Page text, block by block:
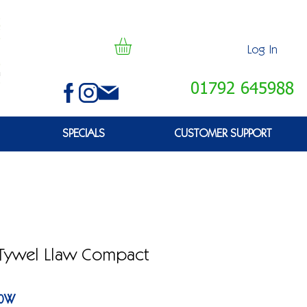
Log In
01792 645988
SPECIALS CUSTOMER SUPPORT
Llaw Compact